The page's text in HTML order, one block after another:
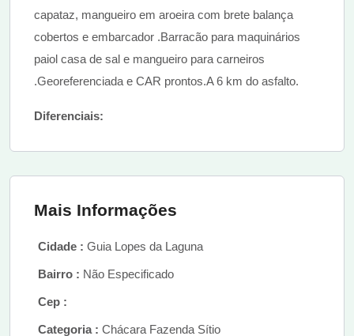
capataz, mangueiro em aroeira com brete balança
cobertos e embarcador .Barracão para maquinários
paiol casa de sal e mangueiro para carneiros
.Georeferenciada e CAR prontos.A 6 km do asfalto.
Diferenciais:
Mais Informações
Cidade : Guia Lopes da Laguna
Bairro : Não Especificado
Cep :
Categoria : Chácara Fazenda Sítio